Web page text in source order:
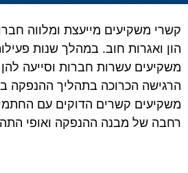
קשרי משקיעים מייעצת ומלווה
הון ואגרות חוב. במהלך שנות
משקיעים עשרות חברות וסייעה
הרגישה הכרוכה בתהליך ההנפקה
משקיעים קשרים הדוקים עם
רחבה של מבנה ההנפקה ואופי